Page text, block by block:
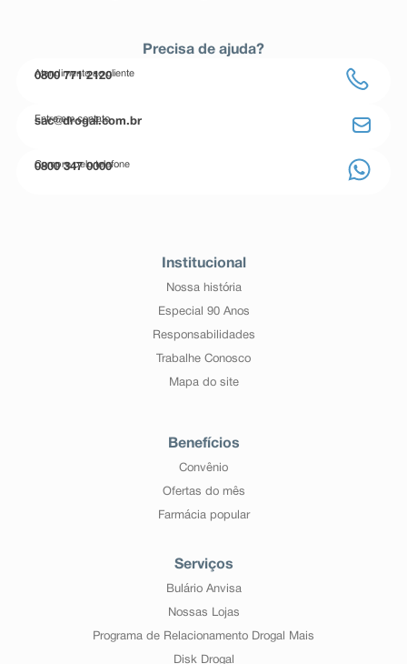
Precisa de ajuda?
Atendimento ao cliente
0800 771 2120
Entre em contato
sac@drogal.com.br
Compre pelo telefone
0800 347 0000
Institucional
Nossa história
Especial 90 Anos
Responsabilidades
Trabalhe Conosco
Mapa do site
Benefícios
Convênio
Ofertas do mês
Farmácia popular
Serviços
Bulário Anvisa
Nossas Lojas
Programa de Relacionamento Drogal Mais
Disk Drogal